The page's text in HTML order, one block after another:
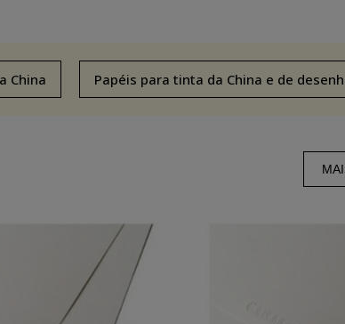
China Papéis para tinta da China e de